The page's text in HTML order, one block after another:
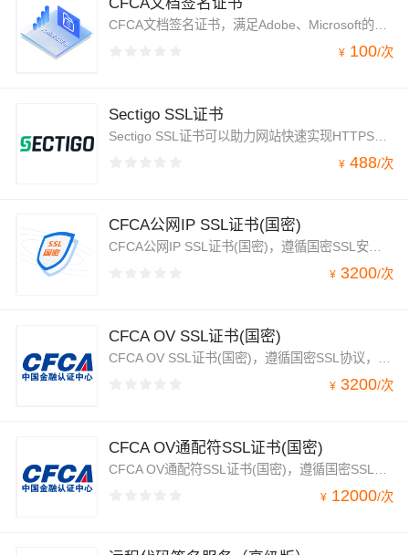
CFCA文档签名证书，满足Adobe、Microsoft的文档签名技术标准，支持对PDF文档，Word、Excel等格式的Office文档签名。
¥ 100/次
Sectigo SSL证书
Sectigo SSL证书可以助力网站快速实现HTTPS。该域名验证(DV)证书以令人难以置信的价格提供行业标准加密。其产品安全，价格低，受到大量站长的信任和欢迎，Sectigo品牌是互联网安全性非常受信任的品牌之一。
¥ 488/次
CFCA公网IP SSL证书(国密)
CFCA公网IP SSL证书(国密)，遵循国密SSL安全协议，采用国密SM2算法，助力公网IP地址实现HTTPS加密。为不能提供域名访问，只能是IP地址访问的企业解决了其数据传输安全问题，还可帮助用户识别企业网站身份真伪。
¥ 3200/次
CFCA OV SSL证书(国密)
¥ 3200/次
CFCA OV通配符SSL证书(国密)
¥ 12000/次